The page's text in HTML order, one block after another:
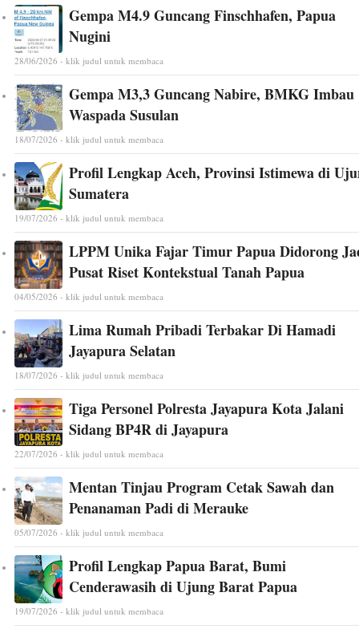
Gempa M4.9 Guncang Finschhafen, Papua
Nugini
28/06/2026 - klik judul untuk membaca
Gempa M3,3 Guncang Nabire, BMKG Imbau
Waspada Susulan
18/07/2026 - klik judul untuk membaca
Profil Lengkap Aceh, Provinsi Istimewa di
Sumatera
19/07/2026 - klik judul untuk membaca
LPPM Unika Fajar Timur Papua Didorong
Pusat Riset Kontekstual Tanah Papua
04/05/2026 - klik judul untuk membaca
Lima Rumah Pribadi Terbakar Di Hamadi
Jayapura Selatan
18/07/2026 - klik judul untuk membaca
Tiga Personel Polresta Jayapura Kota Jalani
Sidang BP4R di Jayapura
22/07/2026 - klik judul untuk membaca
Mentan Tinjau Program Cetak Sawah dan
Penanaman Padi di Merauke
05/07/2026 - klik judul untuk membaca
Profil Lengkap Papua Barat, Bumi
Cenderawasih di Ujung Barat Papua
19/07/2026 - klik judul untuk membaca